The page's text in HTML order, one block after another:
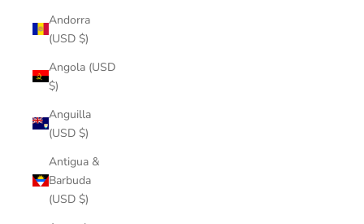
Andorra
(USD $)
Angola (USD
$)
Anguilla
(USD $)
Antigua &
Barbuda
(USD $)